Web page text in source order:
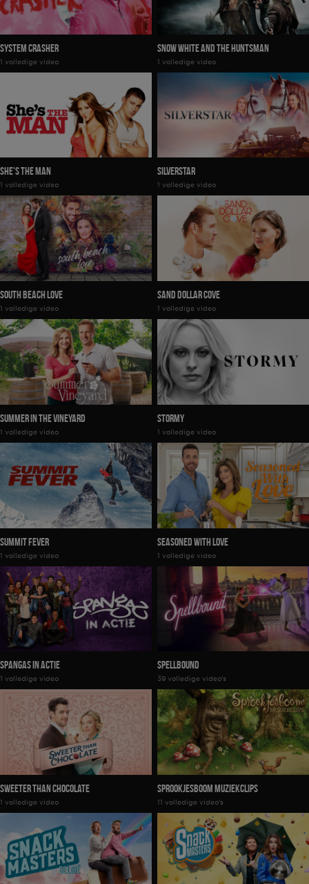
System Crasher
1 volledige video
Snow White And The Huntsman
1 volledige video
SHE'S THE MAN
1 volledige video
Silverstar
1 volledige video
South Beach Love
1 volledige video
Sand Dollar Cove
1 volledige video
Summer In The Vineyard
1 volledige video
Stormy
1 volledige video
Summit Fever
1 volledige video
Seasoned With Love
1 volledige video
SpangaS In Actie
1 volledige video
Spellbound
39 volledige video's
Sweeter Than Chocolate
1 volledige video
Sprookjesboom Muziekclips
11 volledige video's